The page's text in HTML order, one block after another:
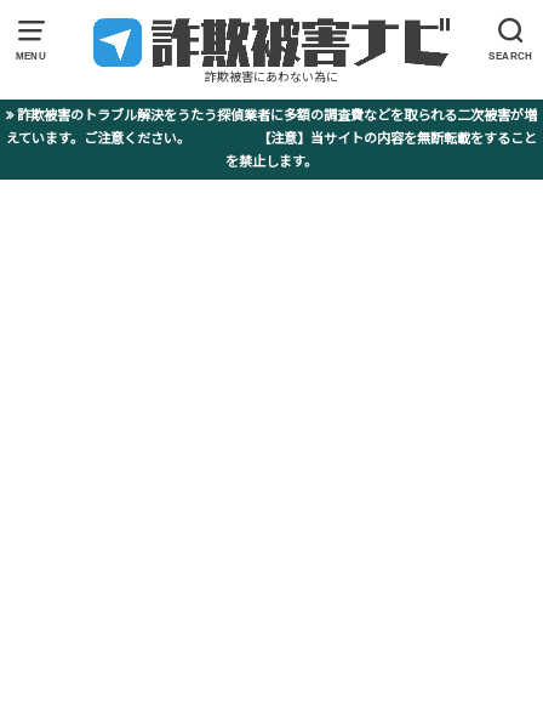
MENU SEARCH
詐欺被害にあわない為に
詐欺被害のトラブル解決をうたう探偵業者に多額の調査費などを取られる二次被害が増
えています。ご注意ください。 【注意】当サイトの内容を無断転載をすること
を禁止します。